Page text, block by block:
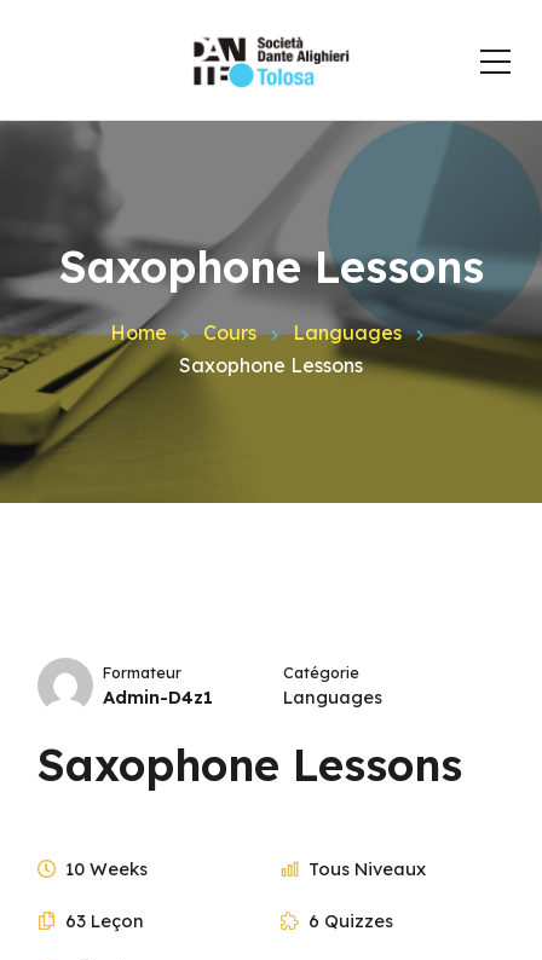
Saxophone Lessons
Home Cours
Languages
Saxophone Lessons
Formateur
Admin-D4z1
Catégorie
Languages
Saxophone Lessons
10 Weeks Tous Niveaux
63 Leçon 6 Quizzes